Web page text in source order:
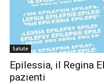
Salute
Epilessia, il Regina
pazienti